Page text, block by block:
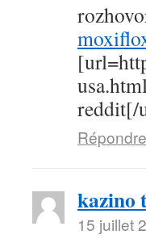
reddit[/
Répondre
kazino
15 juillet